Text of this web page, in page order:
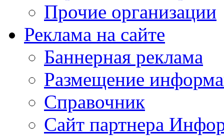
Прочие организации
Реклама на сайте
Баннерная реклама
Размещение
Справочник
Сайт партнера